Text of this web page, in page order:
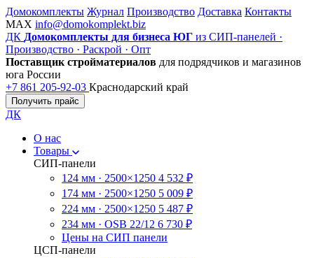
Домокомплекты Журнал Производство Доставка Контакты
MAX info@domokomplekt.biz
ДК Домокомплекты для бизнеса ЮГ из СИП-панелей ·
Производство · Раскрой · Опт
Поставщик стройматериалов для подрядчиков и магазинов
юга России
+7 861 205-92-03 Краснодарский край
Получить прайс
ДК
О нас
Товары
СИП-панели
124 мм · 2500×1250 4 532 ₽
174 мм · 2500×1250 5 009 ₽
224 мм · 2500×1250 5 487 ₽
234 мм · OSB 22/12 6 730 ₽
Цены на СИП панели
ЦСП-панели